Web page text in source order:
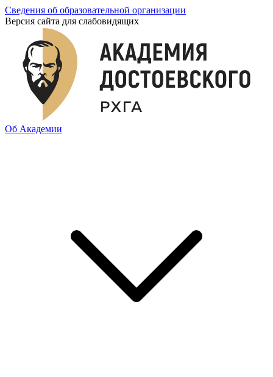
Сведения об образовательной организации
Версия сайта для слабовидящих
Об Академии